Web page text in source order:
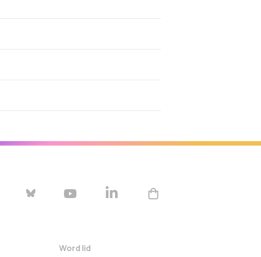
Word lid